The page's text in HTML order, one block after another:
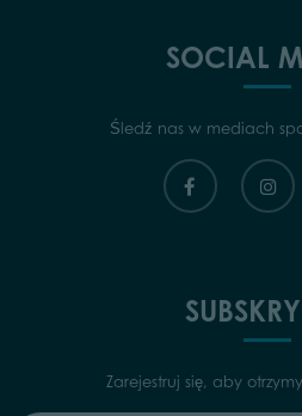
SOCIAL
Śledź nas w mediach
Zarejestruj się, aby